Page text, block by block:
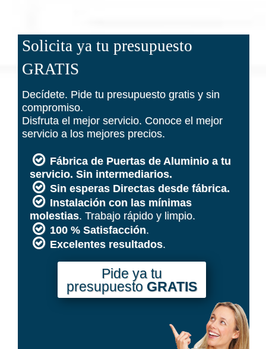
Solicita ya tu presupuesto
GRATIS
Decídete. Pide tu presupuesto gratis y sin
compromiso.
Disfruta el mejor servicio. Conoce el mejor
servicio a los mejores precios.
Fábrica de Puertas de Aluminio a tu
servicio. Sin intermediarios.
Sin esperas Directas desde fábrica.
Instalación con las mínimas
molestias. Trabajo rápido y limpio.
100 % Satisfacción.
Excelentes resultados.
Pide ya tu
presupuesto GRATIS